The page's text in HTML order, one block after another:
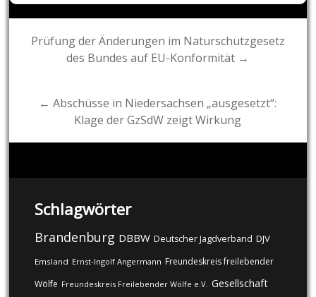
Post
navigation
Prüfung der Änderungen im Naturschutzgesetz
des Bundes auf EU-Konformität →
← Abschüsse in Niedersachsen „ausgesetzt“:
Klage der GzSdW zeigt Wirkung
Schlagwörter
Brandenburg DBBW Deutscher Jagdverband DJV
Emsland Ernst-Ingolf Angermann Freundeskreis freilebender
Wölfe Freundeskreis Freilebender Wölfe e.V. Gesellschaft